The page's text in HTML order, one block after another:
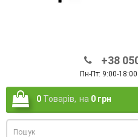
+38
Пн-Пт: 9:00-
0 Товарів, на 0 грн